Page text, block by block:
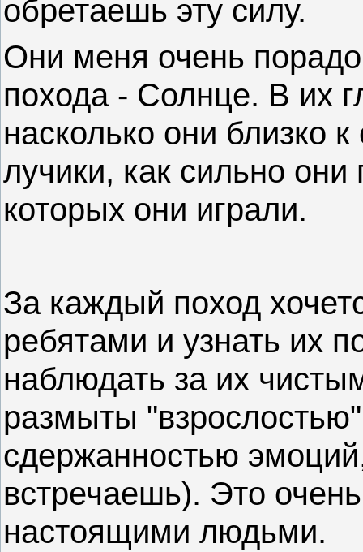
обретаешь эту силу.
Они меня очень
похода - Солнце. В их
насколько они близко
лучики, как сильно
которых они играли.
За каждый поход
ребятами и узнать их
наблюдать за их
размыты
сдержанностью
встречаешь). Это
настоящими людьми.